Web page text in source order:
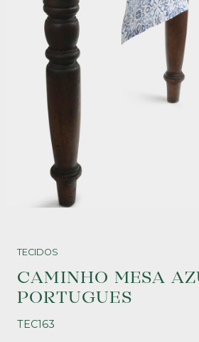
TECIDOS
CAMINHO MESA
PORTUGUES
TEC163